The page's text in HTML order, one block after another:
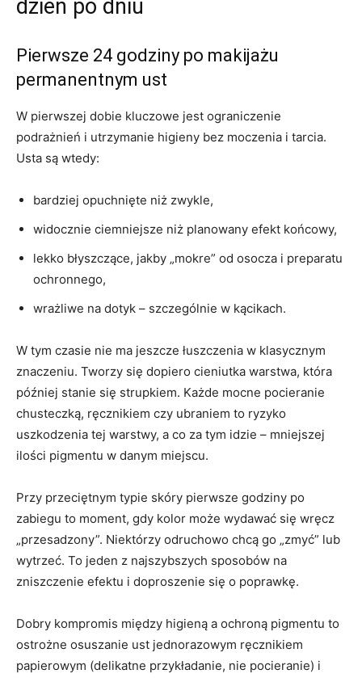
dzień po dniu
Pierwsze 24 godziny po makijażu
permanentnym ust
W pierwszej dobie kluczowe jest ograniczenie
podrażnień i utrzymanie higieny bez moczenia i tarcia.
Usta są wtedy:
bardziej opuchnięte niż zwykle,
widocznie ciemniejsze niż planowany efekt końcowy,
lekko błyszczące, jakby „mokre” od osocza i preparatu
ochronnego,
wrażliwe na dotyk – szczególnie w kącikach.
W tym czasie nie ma jeszcze łuszczenia w klasycznym
znaczeniu. Tworzy się dopiero cieniutka warstwa, która
później stanie się strupkiem. Każde mocne pocieranie
chusteczką, ręcznikiem czy ubraniem to ryzyko
uszkodzenia tej warstwy, a co za tym idzie – mniejszej
ilości pigmentu w danym miejscu.
Przy przeciętnym typie skóry pierwsze godziny po
zabiegu to moment, gdy kolor może wydawać się wręcz
„przesadzony”. Niektórzy odruchowo chcą go „zmyć” lub
wytrzeć. To jeden z najszybszych sposobów na
zniszczenie efektu i doproszenie się o poprawkę.
Dobry kompromis między higieną a ochroną pigmentu to
ostrożne osuszanie ust jednorazowym ręcznikiem
papierowym (delikatne przykładanie, nie pocieranie) i